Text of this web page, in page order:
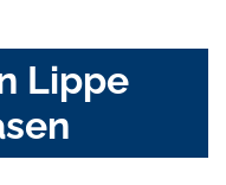
Lippe